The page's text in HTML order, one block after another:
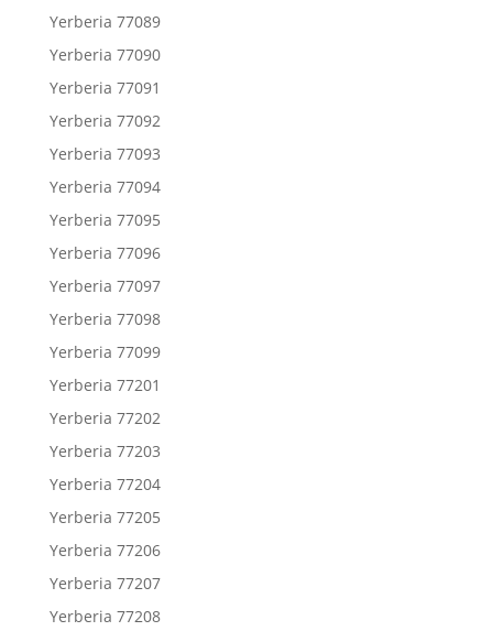
Yerberia 77089
Yerberia 77090
Yerberia 77091
Yerberia 77092
Yerberia 77093
Yerberia 77094
Yerberia 77095
Yerberia 77096
Yerberia 77097
Yerberia 77098
Yerberia 77099
Yerberia 77201
Yerberia 77202
Yerberia 77203
Yerberia 77204
Yerberia 77205
Yerberia 77206
Yerberia 77207
Yerberia 77208